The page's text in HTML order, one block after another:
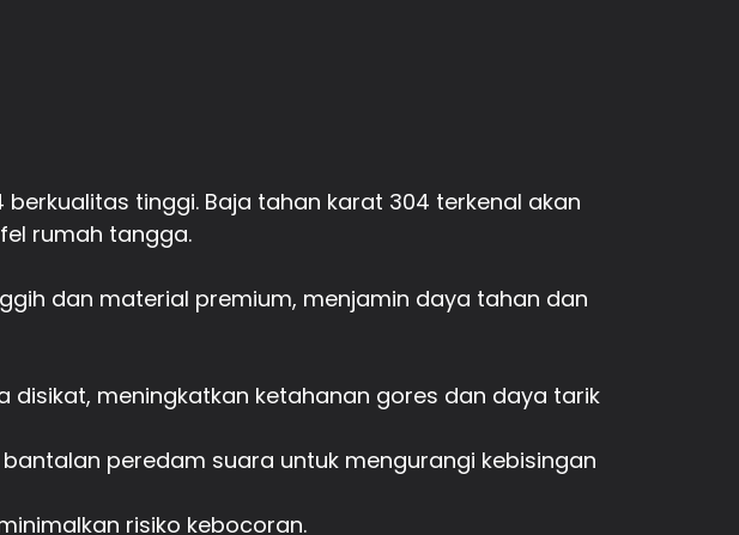
tinggi. Baja tahan karat 304 terkenal akan
rumah tangga.
dan material premium, menjamin daya tahan dan
disikat, meningkatkan ketahanan gores dan daya tarik
peredam suara untuk mengurangi kebisingan
risiko kebocoran.